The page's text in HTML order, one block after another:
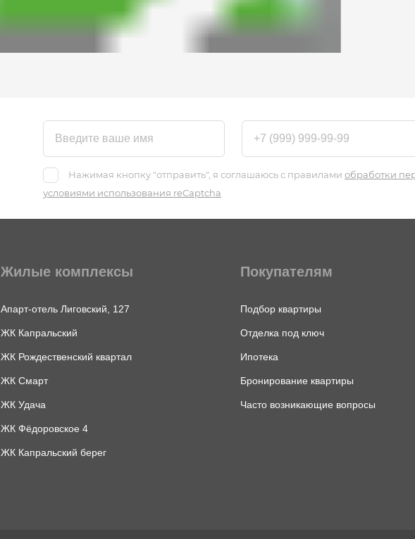
Нажимая кнопку "отправить", я соглашаюсь с правиламиобработки
условиями использования reCaptcha
Жилые комплексы
Апарт-отель Лиговский, 127
ЖК Капральский
ЖК Рождественский квартал
ЖК Смарт
ЖК Удача
ЖК Фёдоровское 4
ЖК Капральский берег
Покупателям
Подбор квартиры
Отделка под ключ
Ипотека
Бронирование квартиры
Часто возникающие вопросы